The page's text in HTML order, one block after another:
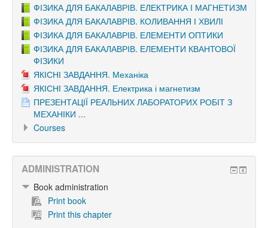
ФІЗИКА ДЛЯ БАКАЛАВРІВ. ЕЛЕКТРИКА І МАГНЕТИЗМ
ФІЗИКА ДЛЯ БАКАЛАВРІВ. КОЛИВАННЯ І ХВИЛІ
ФІЗИКА ДЛЯ БАКАЛАВРІВ. ЕЛЕМЕНТИ ОПТИКИ
ФІЗИКА ДЛЯ БАКАЛАВРІВ. ЕЛЕМЕНТИ КВАНТОВОЇ
ФІЗИКИ
ЯКІСНІ ЗАВДАННЯ. Механіка
ЯКІСНІ ЗАВДАННЯ. Електрика і магнетизм
ПРЕЗЕНТАЦІЇ РЕАЛЬНИХ ЛАБОРАТОРИХ РОБІТ З
МЕХАНІКИ ...
Courses
ADMINISTRATION
Book administration
Print book
Print this chapter